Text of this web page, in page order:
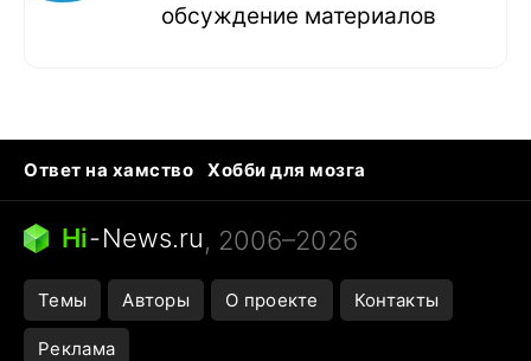
обсуждение материалов
Ответ на хамство
Хобби для мозга
Бензин 100 и 95
Тунцы в океанариуме
Следующая пандемия
Hi-News.ru, 2006–2026
Темы Авторы О проекте Контакты
Реклама